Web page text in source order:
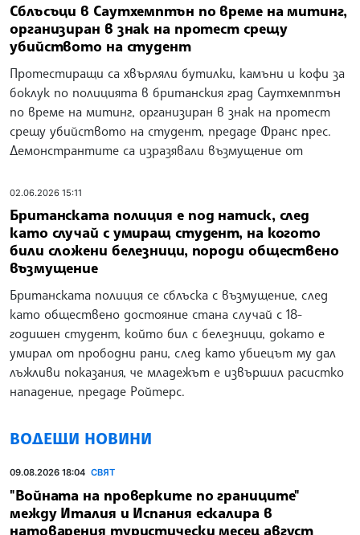
Сблъсъци в Саутхемптън по време на митинг,
организиран в знак на протест срещу
убийството на студент
Протестиращи са хвърляли бутилки, камъни и кофи за
боклук по полицията в британския град Саутхемптън
по време на митинг, организиран в знак на протест
срещу убийството на студент, предаде Франс прес.
Демонстрантите са изразявали възмущение от
02.06.2026 15:11
Британската полиция е под натиск, след
като случай с умиращ студент, на когото
били сложени белезници, породи обществено
възмущение
Британската полиция се сблъска с възмущение, след
като обществено достояние стана случай с 18-
годишен студент, който бил с белезници, докато е
умирал от прободни рани, след като убиецът му дал
лъжливи показания, че младежът е извършил расистко
нападение, предаде Ройтерс.
ВОДЕЩИ НОВИНИ
09.08.2026 18:04 СВЯТ
"Войната на проверките по границите"
между Италия и Испания ескалира в
натоварения туристически месец август